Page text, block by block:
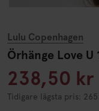
Lulu Copenhagen
Örhänge Love U
238,50 kr
Tidigare lägsta pris: